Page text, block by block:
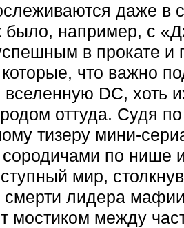
даже в
было, например, с
в прокате и
что важно
DC, хоть
оттуда. Судя
тизеру мини-
сородичами по нише
мир,
смерти лидера
мостиком между